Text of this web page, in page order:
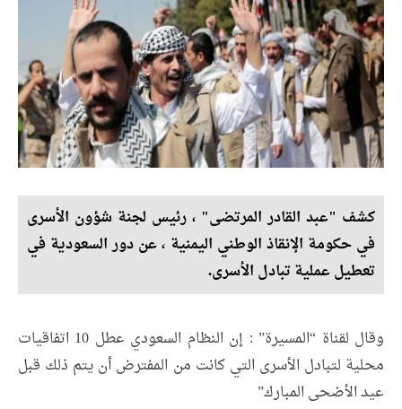
كشف "عبد القادر المرتضى" ، رئيس لجنة شؤون الأسرى
في حكومة الإنقاذ الوطني اليمنية ، عن دور السعودية في
تعطيل عملية تبادل الأسرى.
وقال لقناة “المسيرة” : إن النظام السعودي عطل 10 اتفاقيات
محلية لتبادل الأسرى التي كانت من المفترض أن يتم ذلك قبل
عيد الأضحى المبارك”